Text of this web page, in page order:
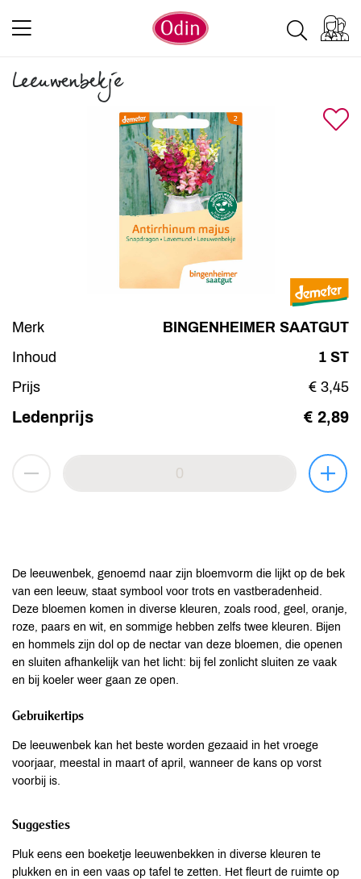
Leeuwenbekje
Merk
BINGENHEIMER SAATGUT
Inhoud
1 ST
Prijs
€ 3,45
Ledenprijs € 2,89
De leeuwenbek, genoemd naar zijn bloemvorm die lijkt op de bek
van een leeuw, staat symbool voor trots en vastberadenheid.
Deze bloemen komen in diverse kleuren, zoals rood, geel, oranje,
roze, paars en wit, en sommige hebben zelfs twee kleuren. Bijen
en hommels zijn dol op de nectar van deze bloemen, die openen
en sluiten afhankelijk van het licht: bij fel zonlicht sluiten ze vaak
en bij koeler weer gaan ze open.
Gebruikertips
De leeuwenbek kan het beste worden gezaaid in het vroege
voorjaar, meestal in maart of april, wanneer de kans op vorst
voorbij is.
Suggesties
Pluk eens een boeketje leeuwenbekken in diverse kleuren te
plukken en in een vaas op tafel te zetten. Het fleurt de ruimte op